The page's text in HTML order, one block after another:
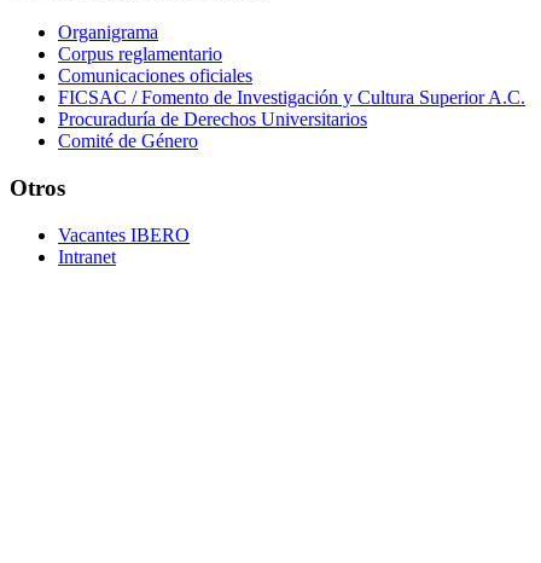
Organigrama
Corpus reglamentario
Comunicaciones oficiales
FICSAC / Fomento de Investigación y Cultura Superior A.C.
Procuraduría de Derechos Universitarios
Comité de Género
Otros
Vacantes IBERO
Intranet